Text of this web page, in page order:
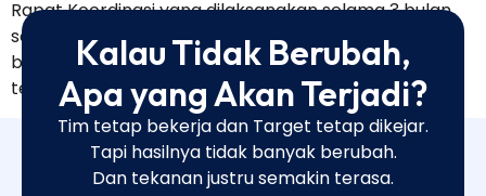
Rapat Koordinasi yang dilaksanakan selama 3 bulan
sekali dengan tujuan untuk menyatukan visi, selalu
berkoordinasi, dan menciptakan bounding antar
team. […]
Kalau Tidak Berubah,
Apa yang Akan Terjadi?
Tim tetap bekerja dan Target tetap dikejar.
Tapi hasilnya tidak banyak berubah.
Dan tekanan justru semakin terasa.